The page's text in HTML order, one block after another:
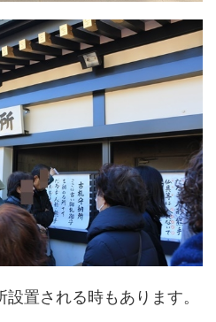
置される時もあります。